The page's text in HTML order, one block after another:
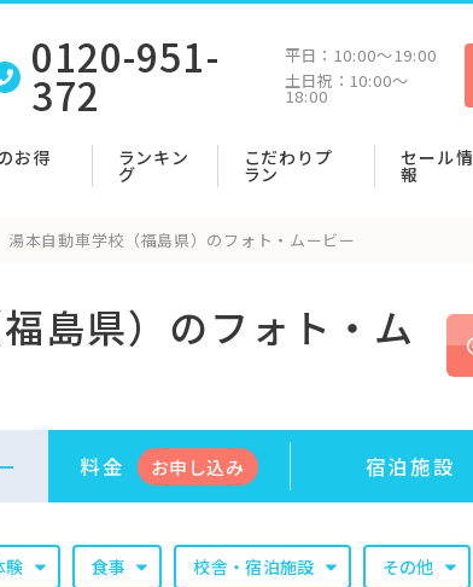
0120-951-
372
平日： 10:00〜19:00
土日祝： 10:00〜
18:00
お得 ランキン
グ
こだわりプ
ラン
セール情
報
湯本自動車学校（福島県）のフォト・ムービー
島県）のフォト・ム
料金 お申 し込み 宿泊施設
験 食事 校舎・宿泊施設 その他